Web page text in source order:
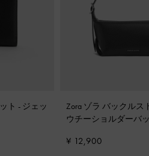
ト - ジェッ
Zora ゾラ バックルス
ウチーショルダーバ
¥ 12,900